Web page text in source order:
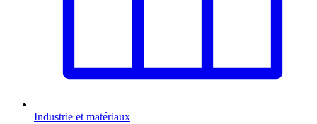
Industrie et matériaux